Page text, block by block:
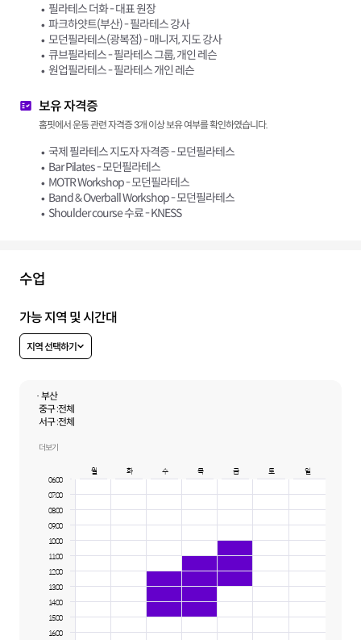
필라테스 더화 - 대표 원장
파크하얏트(부산) - 필라테스 강사
모던필라테스(광복점) - 매니저, 지도 강사
큐브필라테스 - 필라테스 그룹, 개인 레슨
원업필라테스 - 필라테스 개인 레슨
보유 자격증
홈핏에서 운동 관련 자격증 3개 이상 보유 여부를 확인하였습니다.
국제 필라테스 지도자 자격증 - 모던필라테스
Bar Pilates - 모던필라테스
MOTR Workshop - 모던필라테스
Band & Overball Workshop - 모던필라테스
Shoulder course 수료 - KNESS
수업
가능 지역 및 시간대
지역 선택하기
· 부산
중구 :전체
서구 :전체
동구 :
더보기
월 화 수 목 금 토
일
06:00
07:00
08:00
09:00
10:00
11:00
12:00
13:00
14:00
15:00
16:00